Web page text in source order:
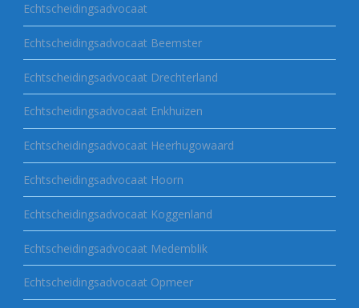
Echtscheidingsadvocaat
Echtscheidingsadvocaat Beemster
Echtscheidingsadvocaat Drechterland
Echtscheidingsadvocaat Enkhuizen
Echtscheidingsadvocaat Heerhugowaard
Echtscheidingsadvocaat Hoorn
Echtscheidingsadvocaat Koggenland
Echtscheidingsadvocaat Medemblik
Echtscheidingsadvocaat Opmeer